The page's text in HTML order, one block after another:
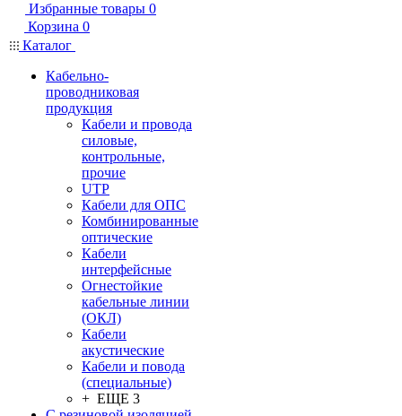
Избранные товары 0
Корзина 0
Каталог
Кабельно-
проводниковая
продукция
Кабели и провода
силовые,
контрольные,
прочие
UTP
Кабели для ОПС
Комбинированные
оптические
Кабели
интерфейсные
Огнестойкие
кабельные линии
(ОКЛ)
Кабели
акустические
Кабели и повода
(специальные)
+ ЕЩЕ 3